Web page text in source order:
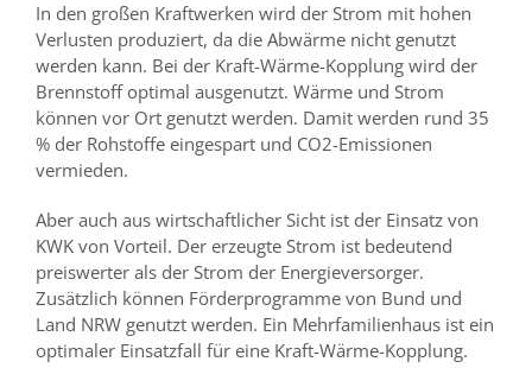
In den großen Kraftwerken wird der Strom mit hohen
Verlusten produziert, da die Abwärme nicht genutzt
werden kann. Bei der Kraft-Wärme-Kopplung wird der
Brennstoff optimal ausgenutzt. Wärme und Strom
können vor Ort genutzt werden. Damit werden rund 35
% der Rohstoffe eingespart und CO2-Emissionen
vermieden.
Aber auch aus wirtschaftlicher Sicht ist der Einsatz von
KWK von Vorteil. Der erzeugte Strom ist bedeutend
preiswerter als der Strom der Energieversorger.
Zusätzlich können Förderprogramme von Bund und
Land NRW genutzt werden. Ein Mehrfamilienhaus ist ein
optimaler Einsatzfall für eine Kraft-Wärme-Kopplung.